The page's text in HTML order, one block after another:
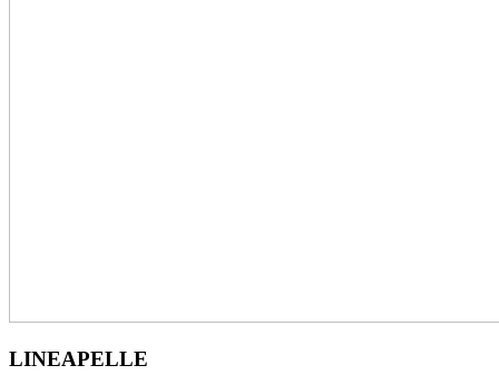
LINEAPELLE